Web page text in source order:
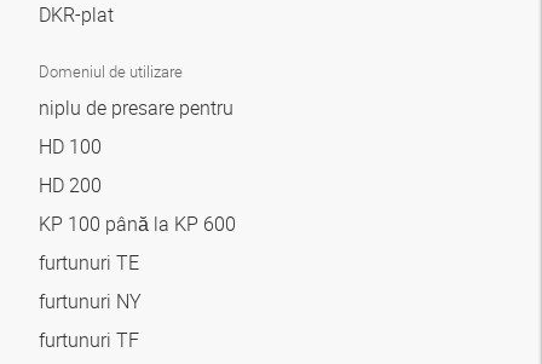
DKR-plat
Domeniul de utilizare
niplu de presare pentru
HD 100
HD 200
KP 100 până la KP 600
furtunuri TE
furtunuri NY
furtunuri TF